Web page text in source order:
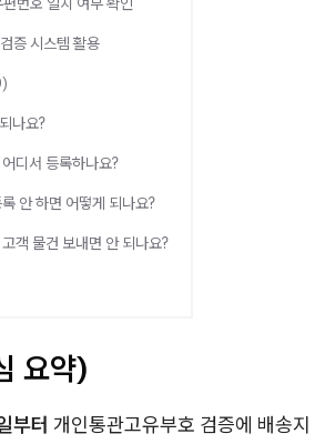
증 시스템 활용
나요?
디서 등록하나요?
안 하면 어떻게 되나요?
객 물건 보내면 안 되나요?
요약)
부터 개인통관고유부호 검증에 배송지